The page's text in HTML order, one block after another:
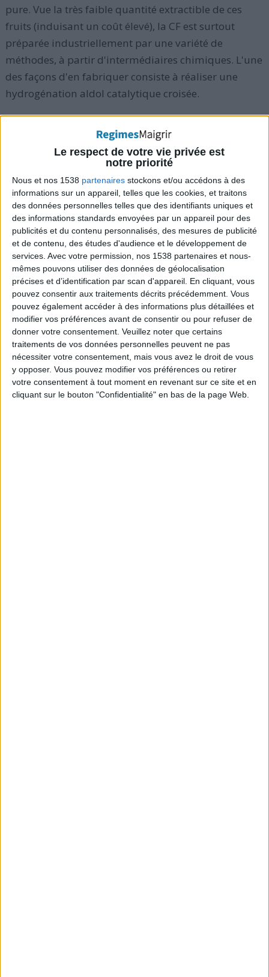
Le respect de votre vie privée est
notre priorité
Nous et nos 1538 partenaires stockons et/ou accédons à des
informations sur un appareil, telles que les cookies, et traitons
des données personnelles telles que des identifiants uniques et
des informations standards envoyées par un appareil pour des
publicités et du contenu personnalisés, des mesures de publicité
et de contenu, des études d'audience et le développement de
services. Avec votre permission, nos 1538 partenaires et nous-
mêmes pouvons utiliser des données de géolocalisation
précises et d’identification par scan d'appareil. En cliquant, vous
pouvez consentir aux traitements décrits précédemment. Vous
pouvez également accéder à des informations plus détaillées et
modifier vos préférences avant de consentir ou pour refuser de
donner votre consentement. Veuillez noter que certains
traitements de vos données personnelles peuvent ne pas
nécessiter votre consentement, mais vous avez le droit de vous
y opposer. Vous pouvez modifier vos préférences ou retirer
votre consentement à tout moment en revenant sur ce site et en
cliquant sur le bouton "Confidentialité" en bas de la page Web.
pure. Vue la très faible quantité extractible de ces
fruits (induisant un coût élevé), la CF est surtout
préparée industriellement par une variété de
méthodes, à partir d'intermédiaires chimiques. L'une
des façons d'en fabriquer consiste à réaliser une
hydrogénation aldol catalytique croisée.
> Usages
Les cétones de framboise sont utilisées en
parfumerie, en cosmétique,et en tant qu'additif